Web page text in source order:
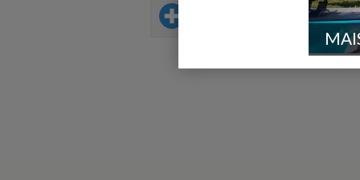
Sur le même thème